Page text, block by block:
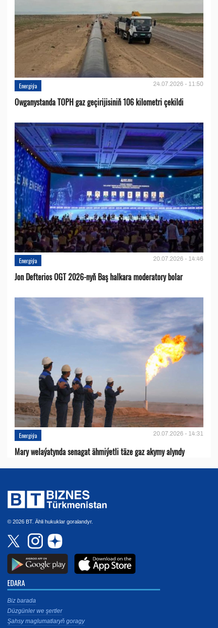
Energiýa 24.07.2026 - 11:50
Owganystanda TOPH gaz geçirijisiniň 106 kilometri çekildi
Energiýa 20.07.2026 - 14:46
Jon Defterios OGT 2026-nyň Baş halkara moderatory bolar
Energiýa 20.07.2026 - 14:31
Mary welaýatynda senagat ähmiýetli täze gaz akymy alyndy
© 2026 BT. Ähli hukuklar goralandyr.
EDARA
Biz barada
Düzgünler we şertler
Şahsy maglumatlaryň goragy